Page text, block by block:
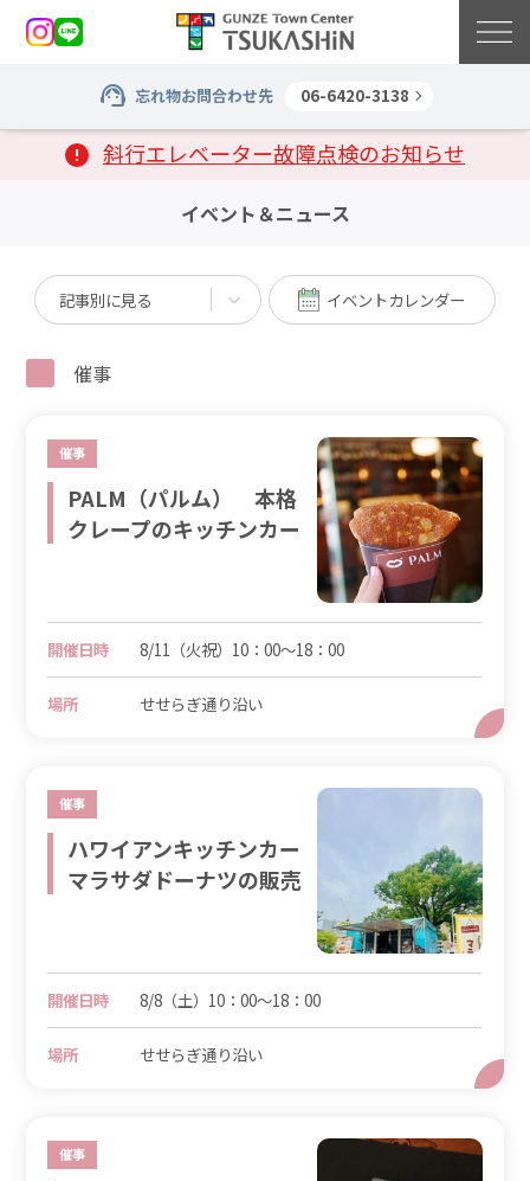
斜行エレベーター故障点検のお知らせ
忘れ物お問合わせ先 06-6420-3138
イベント＆ニュース
記事別に見る イベントカレンダー
催事
催事
PALM（パルム） 本格
クレープのキッチンカー
開催日時 8/11（火祝）10：00～18：00
場所 せせらぎ通り沿い
催事
ハワイアンキッチンカー
マラサダドーナツの販売
開催日時 8/8（土）10：00～18：00
場所 せせらぎ通り沿い
催事